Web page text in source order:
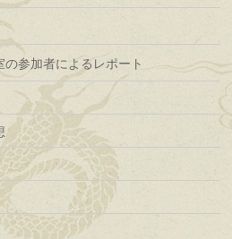
参加者によるレポート